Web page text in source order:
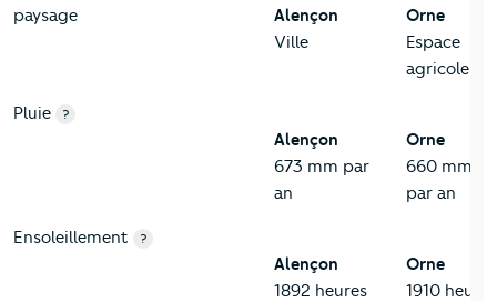
paysage
Alençon
Ville
Orne
Espace
agricole
Pluie ?
Alençon
673 mm par
an
Orne
660 mm
par an
Ensoleillement ?
Alençon
1892 heures
Orne
1910 heures